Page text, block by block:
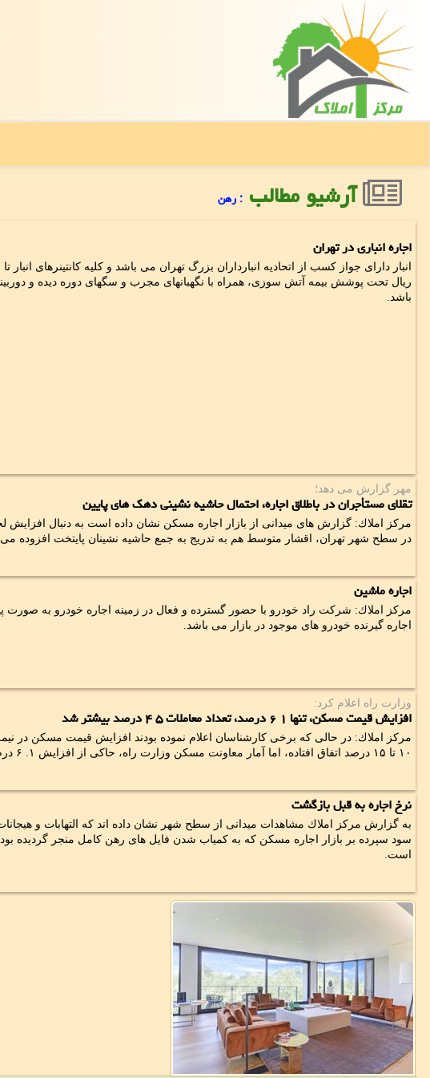
آرشیو مطالب : رهن
اجاره انباری در تهران
ریال تحت پوشش بیمه آتش سوزی، همراه با نگهبانهای مجرب و سگهای دوره دیده و
باشد.
مهر گزارش می دهد؛
تقلای مستأجران در باطلاق اجاره، احتمال حاشیه نشینی دهك های پایین
مركز املاك: گزارش های میدانی از بازار اجاره مسكن نشان داده است به دنبال افزایش
در سطح شهر تهران، اقشار متوسط هم به تدریج به جمع حاشیه نشینان پایتخت افزوده
اجاره ماشین
مركز املاك: شركت راد خودرو با حضور گسترده و فعال در زمینه اجاره خودرو به صورت
اجاره گیرنده خودرو های موجود در بازار می باشد.
وزارت راه اعلام كرد:
افزایش قیمت مسكن، تنها ۱ ۶ درصد، تعداد معاملات ۵ ۴ درصد بیشتر شد
مركز املاك: در حالی كه برخی كارشناسان اعلام نموده بودند افزایش قیمت مسكن در
۱۰ تا ۱۵ درصد اتفاق افتاده، اما آمار معاونت مسكن وزارت راه، حاكی از افزایش ۱. ۶ درصدی نرخ ها است.
نرخ اجاره به قبل بازگشت
به گزارش مركز املاك مشاهدات میدانی از سطح شهر نشان داده اند كه التهابات و
سود سپرده بر بازار اجاره مسكن كه به كمیاب شدن فایل های رهن كامل منجر گردیده
است.